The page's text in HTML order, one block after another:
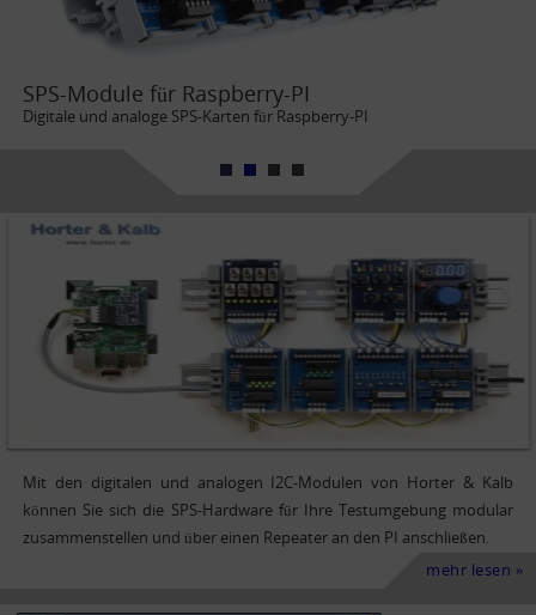
SPS-Module für Raspberry-PI
Digitale und analoge SPS-Karten für Raspberry-PI
Mit den digitalen und analogen I2C-Modulen von Horter & Kalb
können Sie sich die SPS-Hardware für Ihre Testumgebung modular
zusammenstellen und über einen Repeater an den PI anschließen.
mehr lesen »